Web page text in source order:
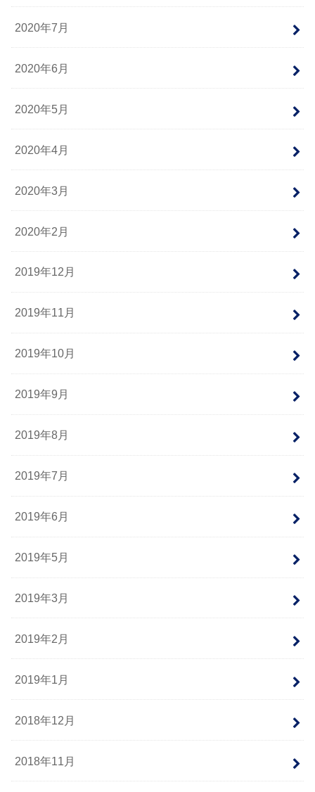
2020年7月
2020年6月
2020年5月
2020年4月
2020年3月
2020年2月
2019年12月
2019年11月
2019年10月
2019年9月
2019年8月
2019年7月
2019年6月
2019年5月
2019年3月
2019年2月
2019年1月
2018年12月
2018年11月